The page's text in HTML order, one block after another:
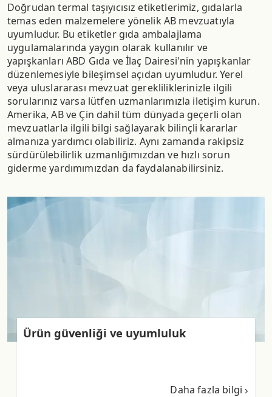
Doğrudan termal taşıyıcısız etiketlerimiz, gıdalarla
temas eden malzemelere yönelik AB mevzuatıyla
uyumludur. Bu etiketler gıda ambalajlama
uygulamalarında yaygın olarak kullanılır ve
yapışkanları ABD Gıda ve İlaç Dairesi'nin yapışkanlar
düzenlemesiyle bileşimsel açıdan uyumludur. Yerel
veya uluslararası mevzuat gerekliliklerinizle ilgili
sorularınız varsa lütfen uzmanlarımızla iletişim kurun.
Amerika, AB ve Çin dahil tüm dünyada geçerli olan
mevzuatlarla ilgili bilgi sağlayarak bilinçli kararlar
almanıza yardımcı olabiliriz. Aynı zamanda rakipsiz
sürdürülebilirlik uzmanlığımızdan ve hızlı sorun
giderme yardımımızdan da faydalanabilirsiniz.
Ürün güvenliği ve uyumluluk
Daha fazla bilgi